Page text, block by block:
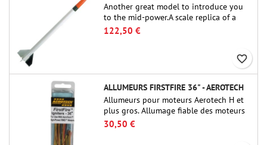
Another great model to introduce you
to the mid-power.A scale replica of a
famous sounding rocket, small in size
and peefect to move to higher-level kits.
122,50 €
favorite_border
ALLUMEURS FIRSTFIRE 36" - AEROTECH
Allumeurs pour moteurs Aerotech H et
plus gros. Allumage fiable des moteurs
jusqu'à 91 cm de longu
30,50 €